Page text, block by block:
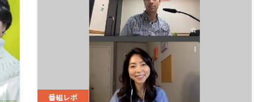
番組レポ